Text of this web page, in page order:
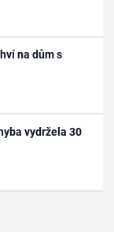
na dům s
vydržela 30